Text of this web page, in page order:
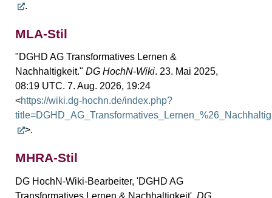
.
MLA-Stil
"DGHD AG Transformatives Lernen &
Nachhaltigkeit." DG HochN-Wiki. 23. Mai 2025,
08:19 UTC. 7. Aug. 2026, 19:24
<https://wiki.dg-hochn.de/index.php?
>.
MHRA-Stil
DG HochN-Wiki-Bearbeiter, 'DGHD AG
Transformatives Lernen & Nachhaltigkeit', DG